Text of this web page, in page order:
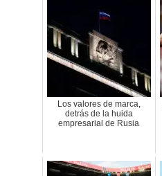
Los valores de marca,
detrás de la huida
empresarial de Rusia